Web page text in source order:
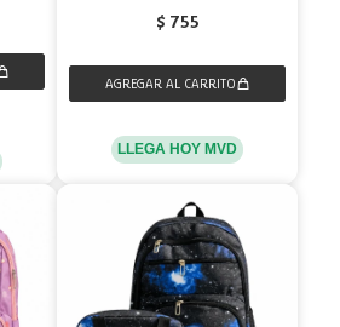
$ 755
LLEGA HOY MVD